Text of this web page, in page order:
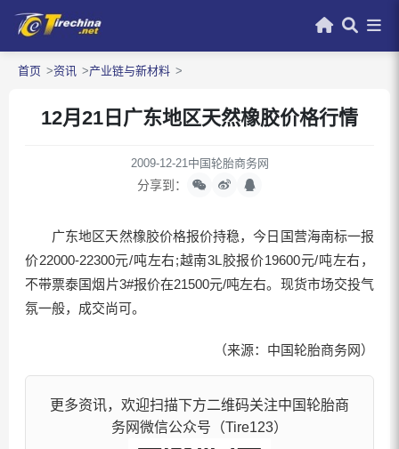
首页 资讯 产业链与新材料
12月21日广东地区天然橡胶价格行情
2009-12-21中国轮胎商务网
分享到：
广东地区天然橡胶价格报价持稳，今日国营海南标一报
价22000-22300元/吨左右;越南3L胶报价19600元/吨左右，
不带票泰国烟片3#报价在21500元/吨左右。现货市场交投气
氛一般，成交尚可。
（来源：中国轮胎商务网）
更多资讯，欢迎扫描下方二维码关注中国轮胎商
务网微信公众号（Tire123）